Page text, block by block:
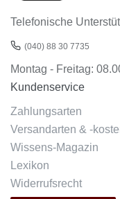
Telefonische
(040) 88 30 7735
Montag - Freitag:
Kundenservice
Zahlungsarten
Versandarten & -
Wissens-Magazin
Lexikon
Widerrufsrecht